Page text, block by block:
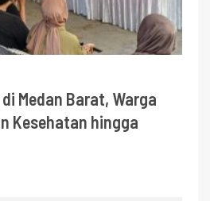
Medan Barat, Warga
Kesehatan hingga